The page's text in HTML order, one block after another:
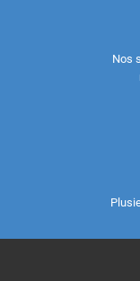
Nos